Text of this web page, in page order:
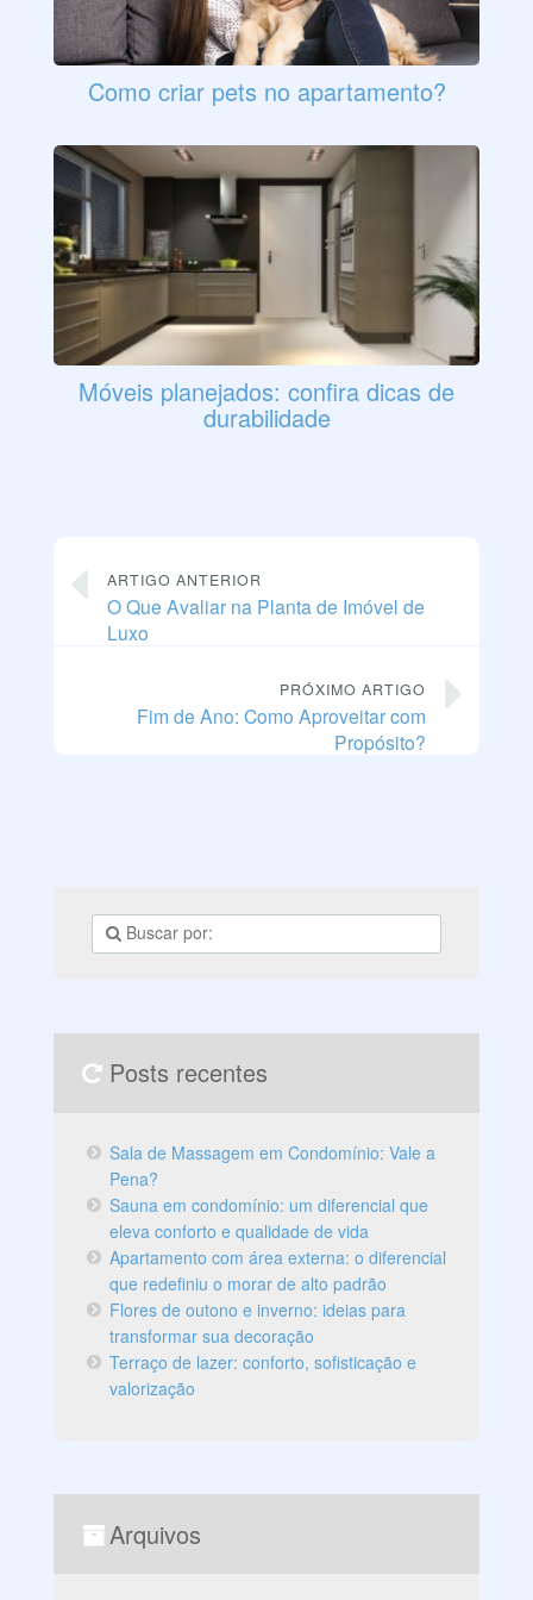
Como criar pets no apartamento?
Móveis planejados: confira dicas de
durabilidade
ARTIGO ANTERIOR
O Que Avaliar na Planta de Imóvel de
Luxo
PRÓXIMO ARTIGO
Fim de Ano: Como Aproveitar com
Propósito?
Posts recentes
Sala de Massagem em Condomínio: Vale a
Pena?
Sauna em condomínio: um diferencial que
eleva conforto e qualidade de vida
Apartamento com área externa: o diferencial
que redefiniu o morar de alto padrão
Flores de outono e inverno: ideias para
transformar sua decoração
Terraço de lazer: conforto, sofisticação e
valorização
Arquivos